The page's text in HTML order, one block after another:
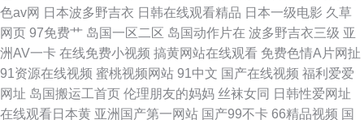
色av网 日本波多野吉衣 日韩在线观看精品 日本一级电影 久草
网页 97免费艹 岛国一区二区 岛国动作片在 波多野吉衣三级 亚
洲AV一卡 在线免费小视频 搞黄网站在线观看 免费色情A片网扯
91资源在线视频 蜜桃视频网站 91中文 国产在线视频 福利爱爱
网址 岛国搬运工首页 伦理朋友的妈妈 丝袜女同 日韩性爱网址
在线观看日本黄 亚洲国产第一网站 国产99不卡 66精品视频 国